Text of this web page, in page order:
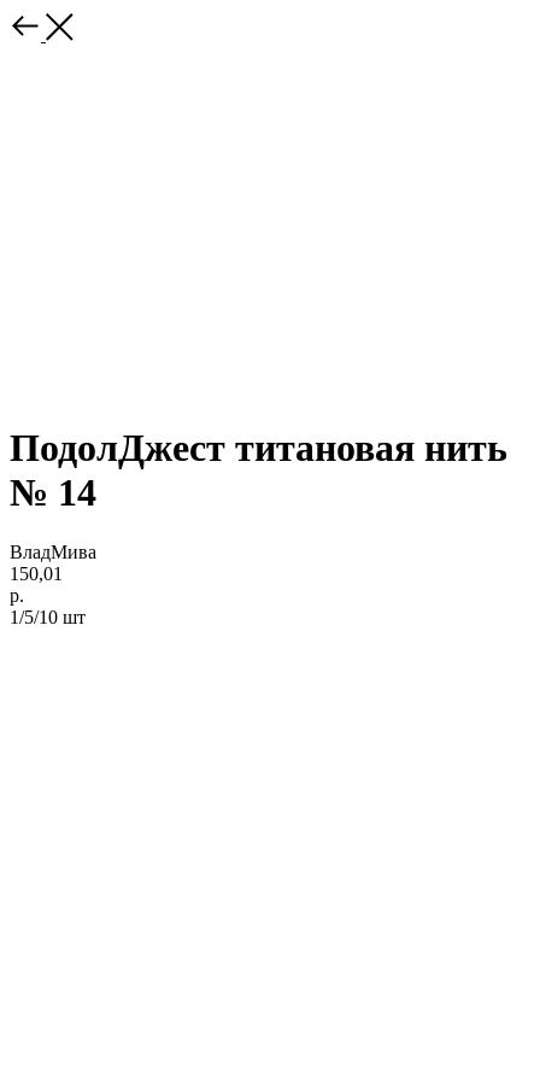
ПодолДжест титановая нить
№ 14
ВладМива
150,01
р.
1/5/10 шт